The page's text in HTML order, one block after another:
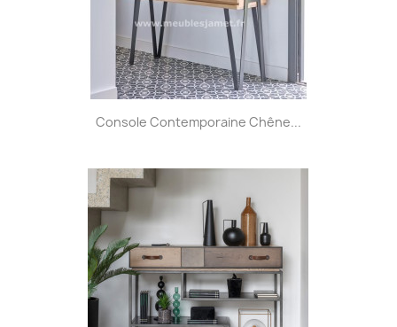
Console Contemporaine Chêne...